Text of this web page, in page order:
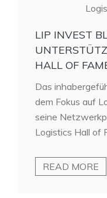
LIP INVEST
HALL OF
Das
dem Fokus auf
seine
Logistics Hall of
READ MORE